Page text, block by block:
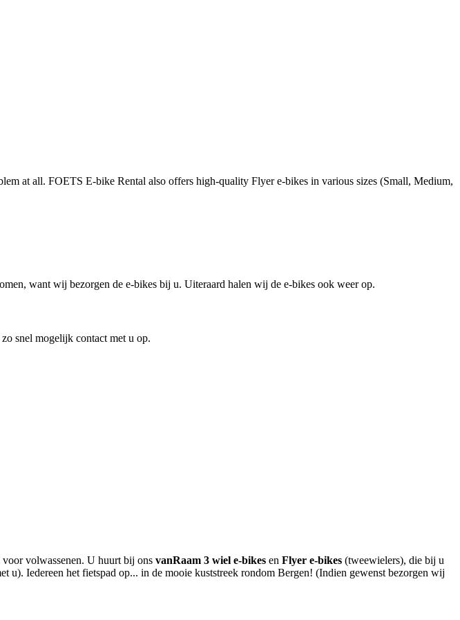
at all. FOETS E-bike Rental also offers high-quality Flyer e-bikes in various sizes (Small, Medium,
want wij bezorgen de e-bikes bij u. Uiteraard halen wij de e-bikes ook weer op.
snel mogelijk contact met u op.
volwassenen. U huurt bij ons vanRaam 3 wiel e-bikes en Flyer e-bikes (tweewielers), die bij u
Iedereen het fietspad op... in de mooie kuststreek rondom Bergen! (Indien gewenst bezorgen wij